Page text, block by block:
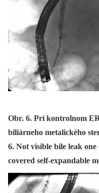
Obr. 6. Pri kontrolnom
biliárneho metalického
6. Not visible bile leak
covered self-expandable